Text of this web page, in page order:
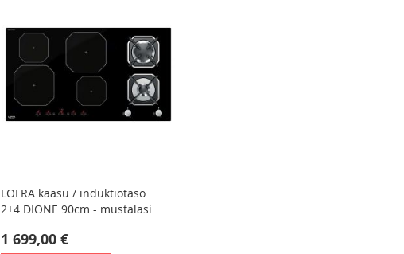
LOFRA kaasu / induktiotaso
2+4 DIONE 90cm - mustalasi
1 699,00 €